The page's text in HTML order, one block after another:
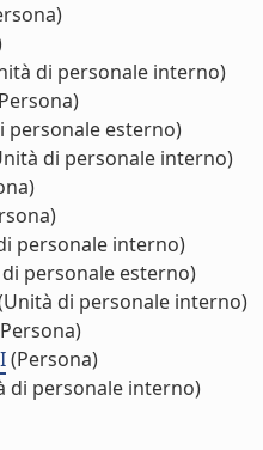
di personale interno)
personale esterno)
di personale interno)
personale interno)
personale esterno)
di personale interno)
(Persona)
di personale interno)